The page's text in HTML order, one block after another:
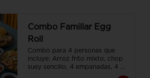
Combo Familiar Egg
Roll
Combo para 4 personas que
incluye: Arroz frito mixto, chop
suey sencillo, 4 empanadas, 4
egg roll, 4 gaseosas, servido en